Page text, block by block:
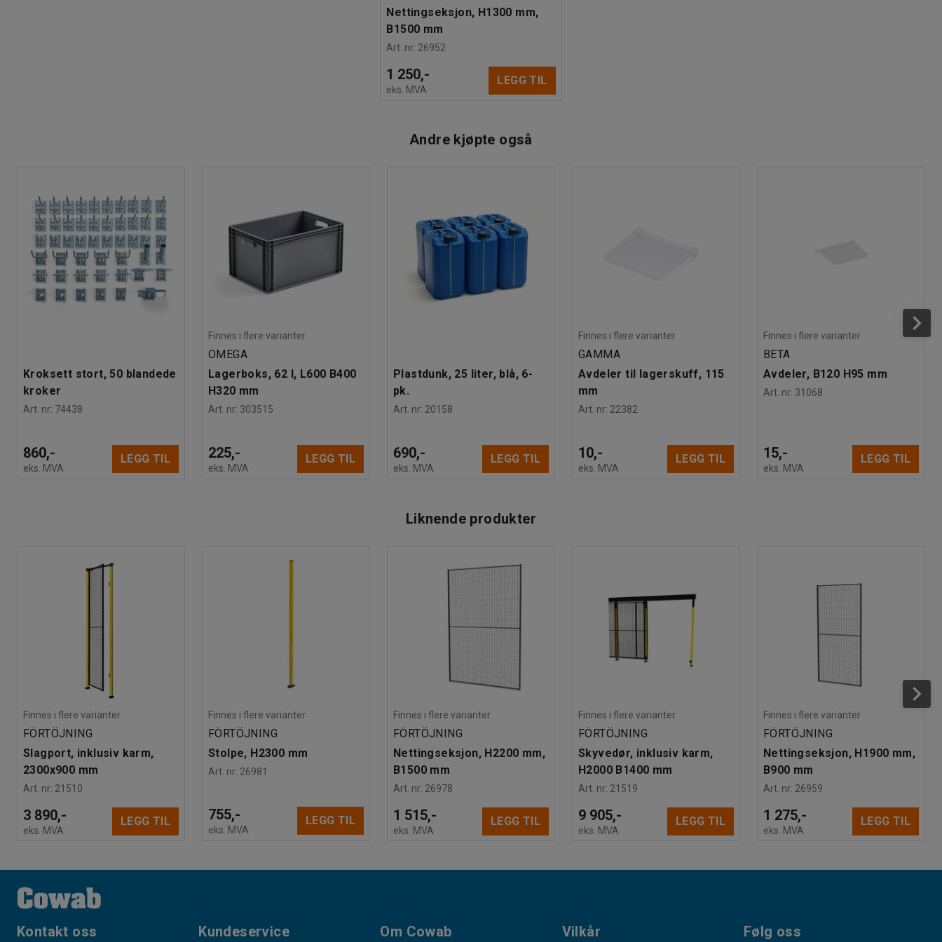
Nettingseksjon, H1300 mm,
B1500 mm
Art. nr: 26952
1 250,-
eks. MVA
LEGG TIL
Andre kjøpte også
Kroksett stort, 50 blandede
kroker
Art. nr: 74438
860,-
eks. MVA
LEGG TIL
Finnes i flere varianter
OMEGA
Lagerboks, 62 l, L600 B400
H320 mm
Art. nr: 303515
225,-
eks. MVA
LEGG TIL
Plastdunk, 25 liter, blå, 6-
pk.
Art. nr: 20158
690,-
eks. MVA
LEGG TIL
Finnes i flere varianter
GAMMA
Avdeler til lagerskuff, 115
mm
Art. nr: 22382
10,-
eks. MVA
LEGG TIL
Finnes i flere varianter
BETA
Avdeler, B120 H95 mm
Art. nr: 31068
15,-
eks. MVA
LEGG TIL
Liknende produkter
Finnes i flere varianter
FÖRTÖJNING
Slagport, inklusiv karm,
2300x900 mm
Art. nr: 21510
3 890,-
eks. MVA
LEGG TIL
Finnes i flere varianter
FÖRTÖJNING
Stolpe, H2300 mm
Art. nr: 26981
755,-
eks. MVA
LEGG TIL
Finnes i flere varianter
FÖRTÖJNING
Nettingseksjon, H2200 mm,
B1500 mm
Art. nr: 26978
1 515,-
eks. MVA
LEGG TIL
Finnes i flere varianter
FÖRTÖJNING
Skyvedør, inklusiv karm,
H2000 B1400 mm
Art. nr: 21519
9 905,-
eks. MVA
LEGG TIL
Finnes i flere varianter
FÖRTÖJNING
Nettingseksjon, H1900 mm,
B900 mm
Art. nr: 26959
1 275,-
eks. MVA
LEGG TIL
Kontakt oss Kundeservice Om Cowab Vilkår Følg oss